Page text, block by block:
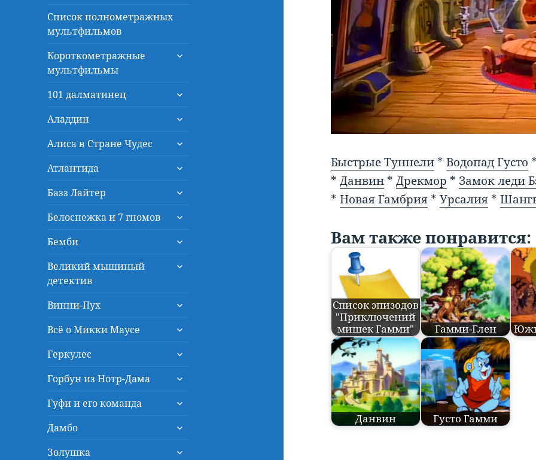
Список полнометражных
мультфильмов
Короткометражные
мультфильмы
раскрыть
101 далматинец
раскрыть
меню
Аладдин
раскрыть
меню
Алиса в Стране Чудес
раскрыть
меню
Атлантида
раскрыть
меню
Базз Лайтер
раскрыть
меню
Белоснежка и 7 гномов
раскрыть
меню
Бемби
раскрыть
меню
Великий мышиный
детектив
раскрыть
Винни-Пух
раскрыть
меню
Всё о Микки Маусе
раскрыть
меню
Геркулес
раскрыть
меню
Горбун из Нотр-Дама
раскрыть
меню
Гуфи и его команда
раскрыть
меню
Дамбо
раскрыть
меню
Золушка
раскрыть
Быстрые Туннели *Водопад Густо
*Данвин *Дрекмор * Замок леди
*Новая Гамбрия *Урсалия *
Вам также понравится:
Список эпизодов
"Приключений
мишек Гамми"
Гамми-Глен
Данвин Густо Гамми